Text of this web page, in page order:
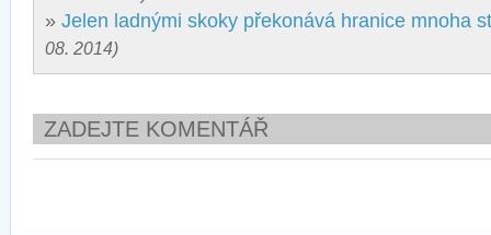
» Jelen ladnými skoky překonává hranice mnoha
08. 2014)
ZADEJTE KOMENTÁŘ